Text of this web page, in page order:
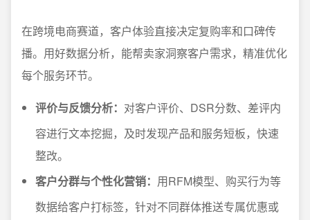
在跨境电商赛道，客户体验直接决定复购率和口碑传
播。用好数据分析，能帮卖家洞察客户需求，精准优化
每个服务环节。
评价与反馈分析： 对客户评价、DSR分数、差评内
容进行文本挖掘，及时发现产品和服务短板，快速
整改。
客户分群与个性化营销： 用RFM模型、购买行为等
数据给客户打标签，针对不同群体推送专属优惠或